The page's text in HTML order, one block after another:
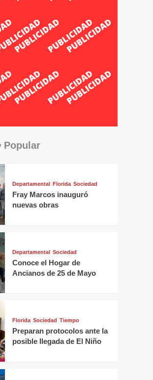
Popular
Departamental Florida Sociedad
Fray Marcos inauguró
nuevas obras
Departamental Sociedad
Conoce el Hogar de
Ancianos de 25 de Mayo
Florida Sociedad Tiempo
Preparan protocolos ante la
posible llegada de El Niño